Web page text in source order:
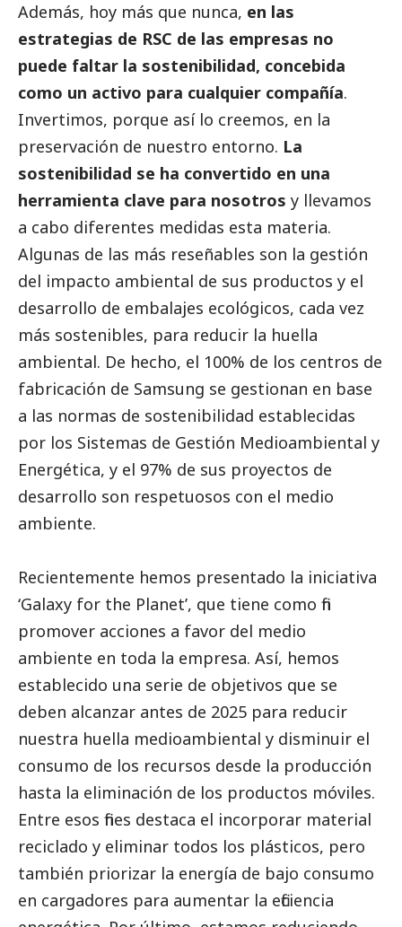
Además, hoy más que nunca, en las
estrategias de RSC de las empresas no
puede faltar la sostenibilidad, concebida
como un activo para cualquier compañía.
Invertimos, porque así lo creemos, en la
preservación de nuestro entorno. La
sostenibilidad se ha convertido en una
herramienta clave para nosotros y llevamos
a cabo diferentes medidas esta materia.
Algunas de las más reseñables son la gestión
del impacto ambiental de sus productos y el
desarrollo de embalajes ecológicos, cada vez
más sostenibles, para reducir la huella
ambiental. De hecho, el 100% de los centros de
fabricación de Samsung se gestionan en base
a las normas de sostenibilidad establecidas
por los Sistemas de Gestión Medioambiental y
Energética, y el 97% de sus proyectos de
desarrollo son respetuosos con el medio
ambiente.
Recientemente hemos presentado la iniciativa
‘Galaxy for the Planet’, que tiene como fin
promover acciones a favor del medio
ambiente en toda la empresa. Así, hemos
establecido una serie de objetivos que se
deben alcanzar antes de 2025 para reducir
nuestra huella medioambiental y disminuir el
consumo de los recursos desde la producción
hasta la eliminación de los productos móviles.
Entre esos fines destaca el incorporar material
reciclado y eliminar todos los plásticos, pero
también priorizar la energía de bajo consumo
en cargadores para aumentar la eficiencia